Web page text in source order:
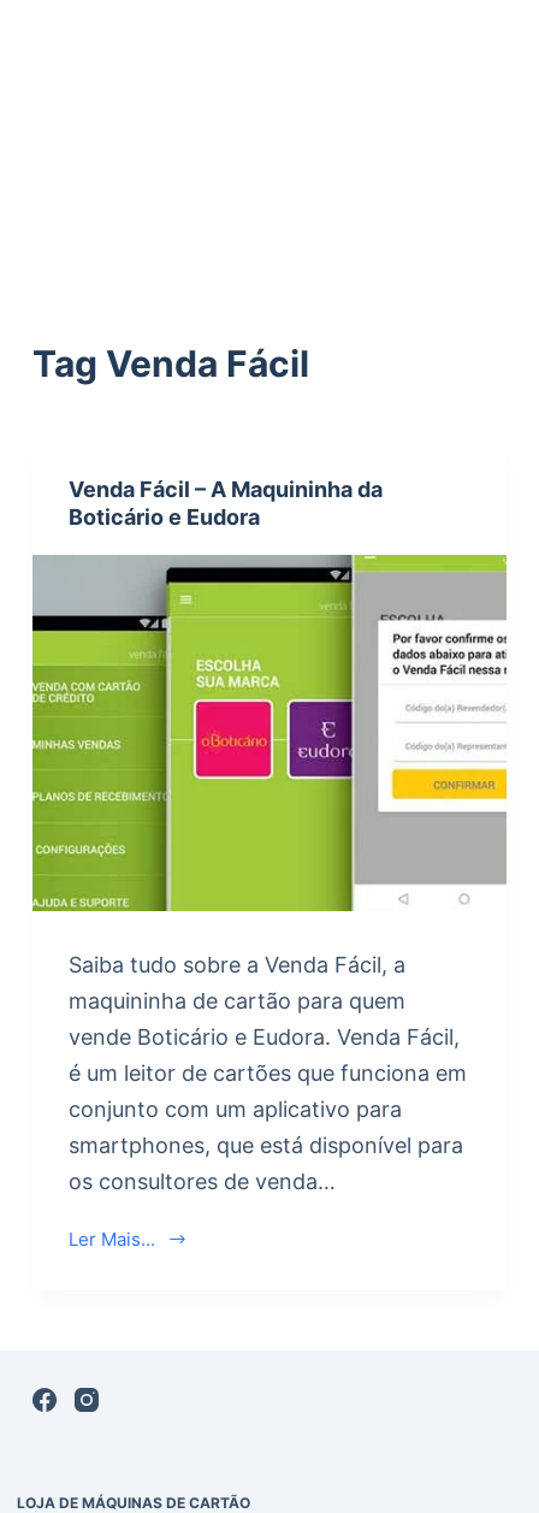
Tag Venda Fácil
Venda Fácil – A Maquininha da
Boticário e Eudora
Saiba tudo sobre a Venda Fácil, a
maquininha de cartão para quem
vende Boticário e Eudora. Venda Fácil,
é um leitor de cartões que funciona em
conjunto com um aplicativo para
smartphones, que está disponível para
os consultores de venda…
Ler Mais...
LOJA DE MÁQUINAS DE CARTÃO